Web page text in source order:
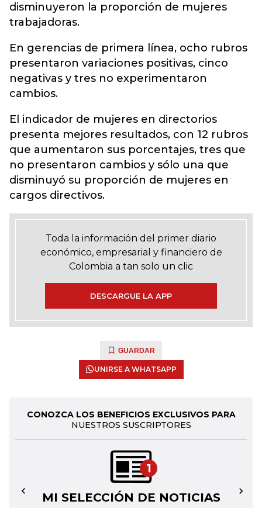
disminuyeron la proporción de mujeres
trabajadoras.
En gerencias de primera línea, ocho rubros
presentaron variaciones positivas, cinco
negativas y tres no experimentaron
cambios.
El indicador de mujeres en directorios
presenta mejores resultados, con 12 rubros
que aumentaron sus porcentajes, tres que
no presentaron cambios y sólo una que
disminuyó su proporción de mujeres en
cargos directivos.
Toda la información del primer diario
económico, empresarial y financiero de
Colombia a tan solo un clic
DESCARGUE LA APP
GUARDAR
UNIRSE A WHATSAPP
CONOZCA LOS BENEFICIOS EXCLUSIVOS PARA
NUESTROS SUSCRIPTORES
1
MI SELECCIÓN DE NOTICIAS
← →